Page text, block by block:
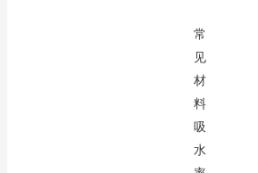
常
见
材
料
吸
水